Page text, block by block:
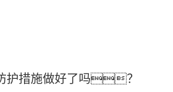
措施做好了吗？